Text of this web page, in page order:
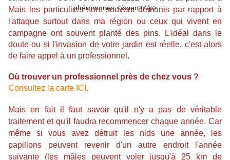
phéromones.</span></p>
Mais les particuliers sont souvent démunis par rapport à
l'attaque surtout dans ma région ou ceux qui vivent en
campagne ont souvent planté des pins.
L'idéal dans le
doute ou si l'invasion de votre jardin est réelle, c'est alors
de faire appel à un professionnel.
Où trouver un professionnel près de chez vous ?
Consultez la carte ICI .
Mais en fait il faut savoir qu'il n'y a pas de véritable
traitement et qu'il faudra recommencer chaque année. Car
même si vous avez détruit les nids une année, les
papillons peuvent revenir d'un autre endroit l'année
suivante (les mâles peuvent voler jusqu'à 25 km de